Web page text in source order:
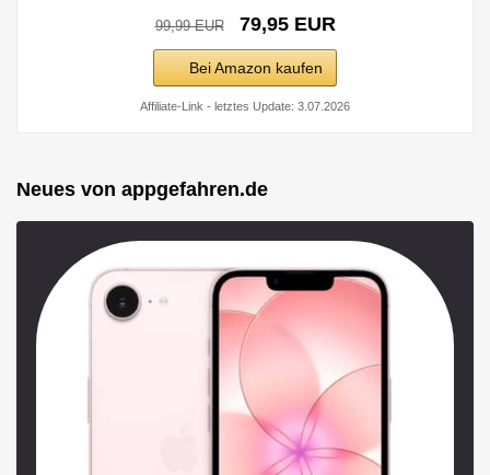
99,99 EUR 79,95 EUR
Bei Amazon kaufen
Affiliate-Link - letztes Update: 3.07.2026
Neues von appgefahren.de